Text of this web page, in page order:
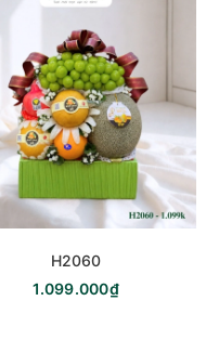
H2060
1.099.000₫